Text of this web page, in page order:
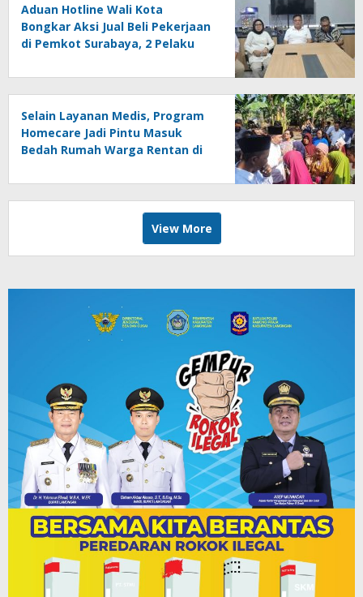
Aduan Hotline Wali Kota
Bongkar Aksi Jual Beli Pekerjaan
di Pemkot Surabaya, 2 Pelaku
Selain Layanan Medis, Program
Homecare Jadi Pintu Masuk
Bedah Rumah Warga Rentan di
View More